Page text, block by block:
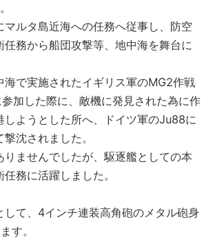
マルタ島近海への任務へ従事し、防空
任務から船団攻撃等、地中海を舞台に
で実施されたイギリス軍のMG2作戦
加した際に、敵機に発見された為に作
しようとした所へ、ドイツ軍のJu88に
沈されました。
りませんでしたが、駆逐艦としての本
務に活躍しました。
して、4インチ連装高角砲のメタル砲身
す。